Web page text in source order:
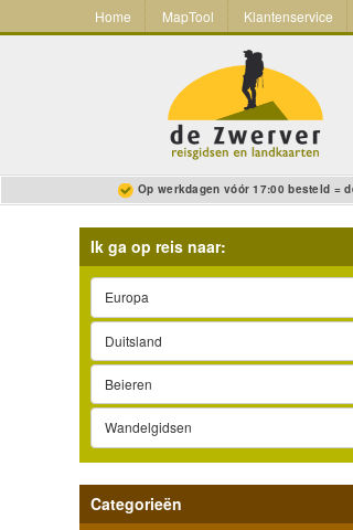
Home MapTool Klantenservice
Op werkdagen vóór 17:00 besteld =
Ik ga op reis naar:
Europa
Duitsland
Beieren
Wandelgidsen
Categorieën